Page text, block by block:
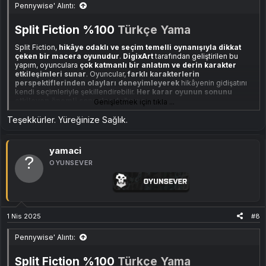
Pennywise' Alıntı:
Split Fiction %100 Türkçe Yama
Split Fiction, hikâye odaklı ve seçim temelli oynanışıyla dikkat
çeken bir macera oyunudur. DigixArttarafından geliştirilen bu
yapım, oyunculara çok katmanlı bir anlatım ve derin karakter
etkileşimleri sunar. Oyuncular,farklı karakterlerin
perspektiflerinden olayları deneyimleyerek hikâyenin gidişatını
kendi seçimleriyle şekillendirebilir. Her karar oyunun sonunu
etkileyen önemli sonuçlar doğurur.
Yama çevirisi içinStory Master'a teşekkürlerimizi sunarız.
Ekli dosyayı görüntüle 346
Ekli dosyayı görüntüle 349
Ekli dosyayı görüntüle 348
Türkçe Yama Hakkında
BuTürkçe yama, oyunun hikâyesini ve diyaloglarını daha iyi
anlamanızı sağlamak için hazırlanmıştır. Yama ile birlikte:
Menü ve arayüz çevirileri eklenmiştir.
Türkçeye uyarlanmıştır.
Genişletmek için tıkla ...
Teşekkürler. Yüreğinize Sağlık.
yamaci
OYUNSEVER
1 Nis 2025 #8
Pennywise' Alıntı:
Split Fiction %100 Türkçe Yama